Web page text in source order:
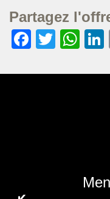
Partagez